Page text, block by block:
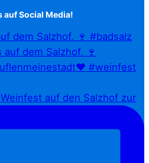
auf Social Media!
dem Salzhof. 🍷 #badsalz
auf den Salzhof zur